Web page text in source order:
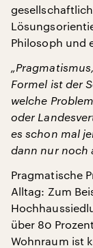
Philosoph und
Formel ist der
welche
oder
es schon mal
dann nur noch
Pragmatische
Alltag: Zum
über 80
Wohnraum ist